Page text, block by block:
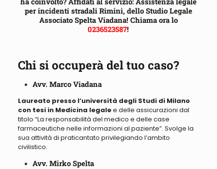
per incidenti stradali Rimini, dello Studio Legale
Associato Spelta Viadana! Chiama ora lo
0236523587!
Chi si occuperà del tuo caso?
Avv. Marco Viadana
Laureato presso l’università degli Studi di Milano
con tesi in Medicina legalee delle assicurazioni dal
titolo “La responsabilità del medico e delle case
farmaceutiche nelle informazioni al paziente”. Svolge la
sua attività di praticantato privilegiando l’ambito
civilistico.
Avv. Mirko Spelta